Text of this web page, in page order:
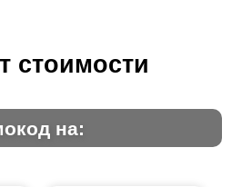
стоимости
на: